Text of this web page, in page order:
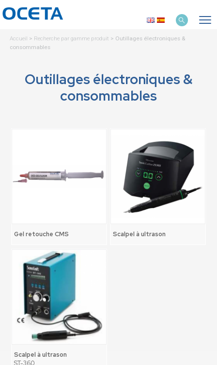
Accueil > Recherche par gamme produit > Outillages électroniques &
consommables
Outillages électroniques &
consommables
Gel retouche CMS Scalpel à ultrason
Scalpel à ultrason
ST-360